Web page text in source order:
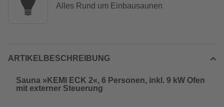
Alles Rund um Einbausaunen
ARTIKELBESCHREIBUNG
Sauna »KEMI ECK 2«, 6 Personen, inkl. 9 kW Ofen
mit externer Steuerung